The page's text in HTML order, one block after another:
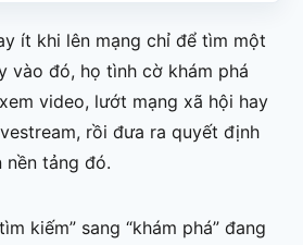
ít khi lên mạng chỉ để tìm một
vào đó, họ tình cờ khám phá
video, lướt mạng xã hội hay
rồi đưa ra quyết định
nền tảng đó.
kiếm” sang “khám phá” đang